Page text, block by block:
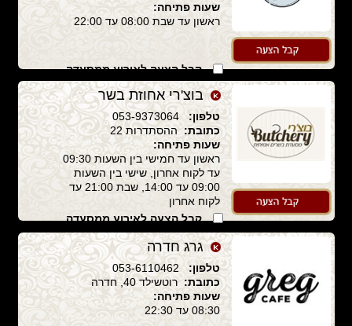
שעות פתיחה:
ראשון עד שבת 08:00 עד 22:00
קבל הצעה לאירוע ממסעדה
זו
בוצ'רי אחוזת בשר
טלפון:053-9373064
כתובת: ההסתדרות 22
שעות פתיחה:
ראשון עד חמישי בין השעות 09:30
עד לקוח אחרון, שישי בין השעות
09:00 עד 14:00, שבת 21:00 עד
לקוח אחרון
קבל הצעה לאירוע ממסעדה
גרג חדרה
טלפון:053-6110462
כתובת: רוטשילד 40, חדרה
שעות פתיחה:
08:30 עד 22:30